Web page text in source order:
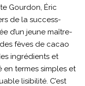
Gourdon, Éric
de la success-
d’un jeune maître-
fèves de cacao
ingrédients et
en termes simples et
lisibilité. C’est